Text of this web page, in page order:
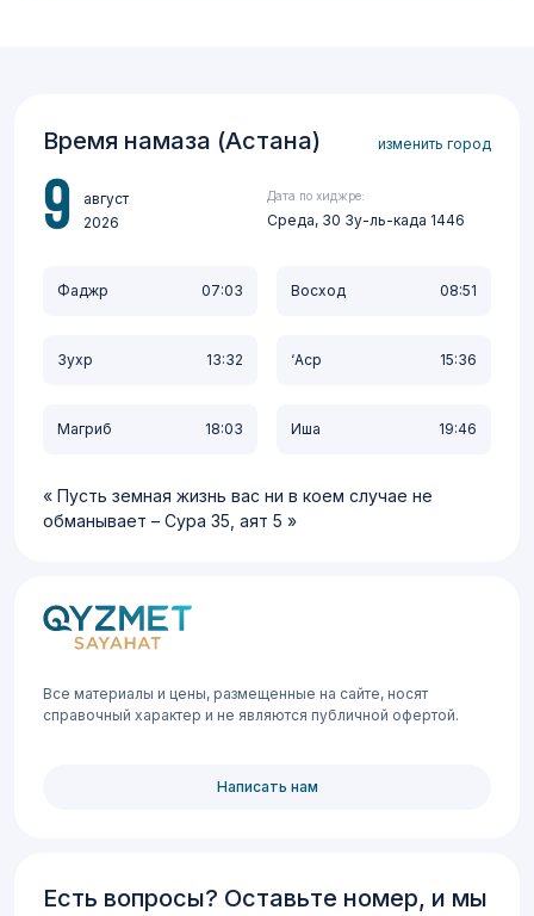
Время намаза (Астана) изменить город
9
август
2026
Дата по хиджре:
Среда, 30 Зу-ль-када 1446
Фаджр 07:03 Восход 08:51
Зухр 13:32 ‘Аср 15:36
Магриб 18:03 Иша 19:46
Пусть земная жизнь вас ни в коем случае не
обманывает – Сура 35, аят 5
Все материалы и цены, размещенные на сайте, носят
справочный характер и не являются публичной офертой.
Написать нам
Есть вопросы? Оставьте номер, и мы